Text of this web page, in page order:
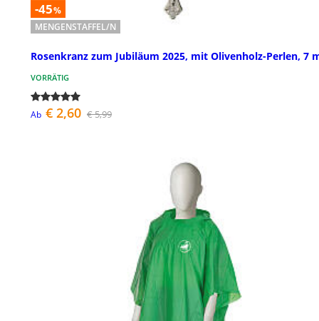
-45%
MENGENSTAFFEL/N
Rosenkranz zum Jubiläum 2025, mit Olivenholz-Perlen, 7
VORRÄTIG
Ab € 2,60 € 5,99